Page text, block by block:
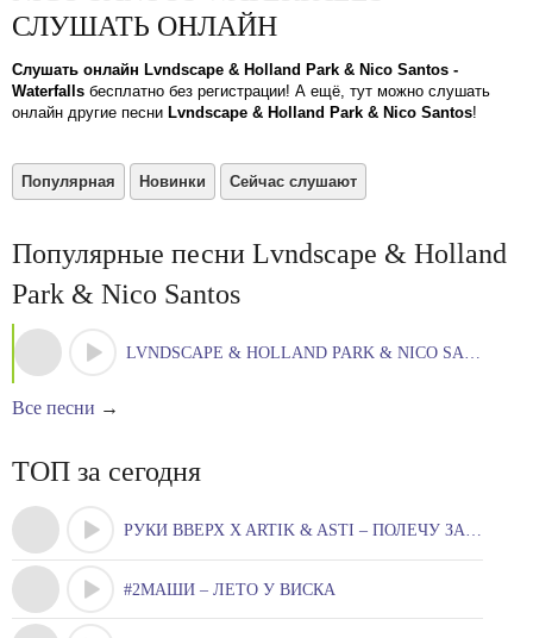
СЛУШАТЬ ОНЛАЙН
Слушать онлайн Lvndscape & Holland Park & Nico Santos -
Waterfalls бесплатно без регистрации! А ещё, тут можно слушать
онлайн другие песни Lvndscape & Holland Park & Nico Santos!
Популярная Новинки Сейчас слушают
Популярные песни Lvndscape & Holland
Park & Nico Santos
LVNDSCAPE & HOLLAND PARK & NICO SANTOS – WATERFALLS
Все песни →
ТОП за сегодня
РУКИ ВВЕРХ X ARTIK & ASTI – ПОЛЕЧУ ЗА ТОБОЮ
#2МАШИ – ЛЕТО У ВИСКА